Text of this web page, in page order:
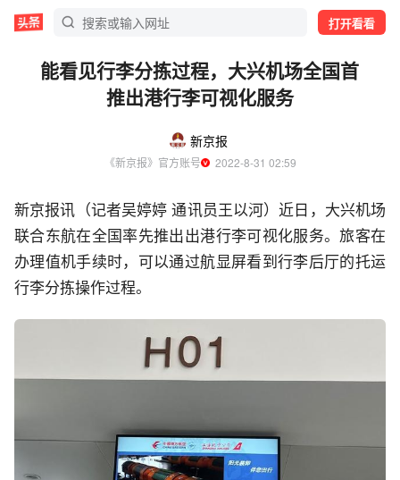
打开看看
能看见行李分拣过程，大兴机场全国首
推出港行李可视化服务
新京报
《新京报》官方账号
  2022-8-31 02:59
新京报讯（记者吴婷婷 通讯员王以河）近日，大兴机场
联合东航在全国率先推出出港行李可视化服务。旅客在
办理值机手续时，可以通过航显屏看到行李后厅的托运
行李分拣操作过程。